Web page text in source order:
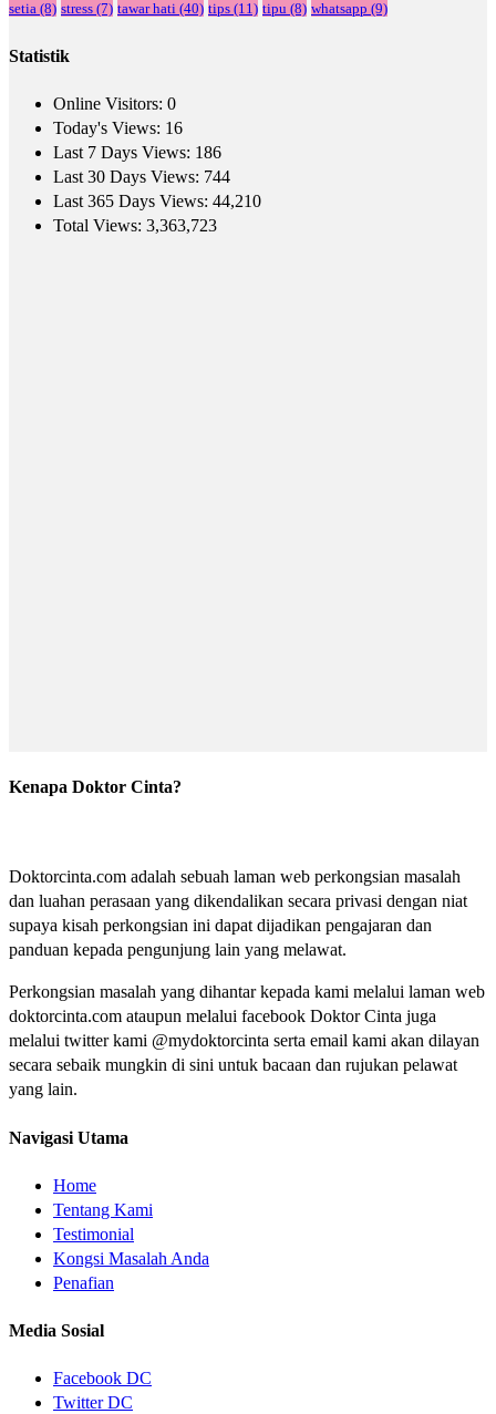
setia (8) stress (7) tawar hati (40) tips (11) tipu (8) whatsapp (9)
Statistik
Online Visitors: 0
Today's Views: 16
Last 7 Days Views: 186
Last 30 Days Views: 744
Last 365 Days Views: 44,210
Total Views: 3,363,723
Kenapa Doktor Cinta?
Doktorcinta.com adalah sebuah laman web perkongsian masalah
dan luahan perasaan yang dikendalikan secara privasi dengan niat
supaya kisah perkongsian ini dapat dijadikan pengajaran dan
panduan kepada pengunjung lain yang melawat.
Perkongsian masalah yang dihantar kepada kami melalui laman web
doktorcinta.com ataupun melalui facebook Doktor Cinta juga
melalui twitter kami @mydoktorcinta serta email kami akan dilayan
secara sebaik mungkin di sini untuk bacaan dan rujukan pelawat
yang lain.
Navigasi Utama
Home
Tentang Kami
Testimonial
Kongsi Masalah Anda
Penafian
Media Sosial
Facebook DC
Twitter DC